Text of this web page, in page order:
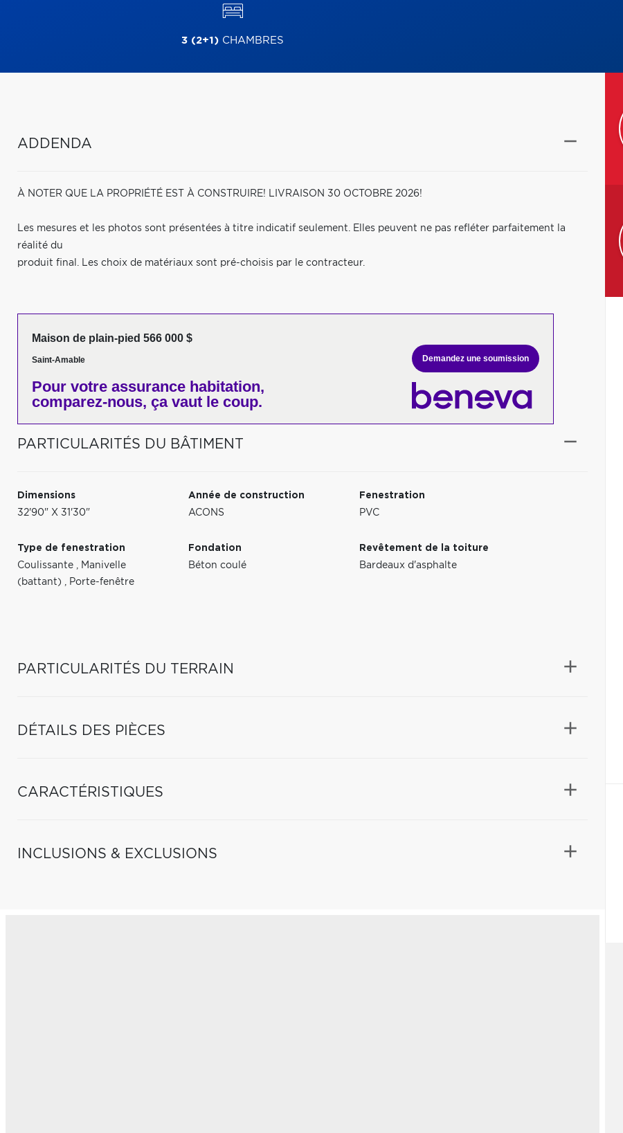
3 (2+1) CHAMBRES
ADDENDA
À NOTER QUE LA PROPRIÉTÉ EST À CONSTRUIRE! LIVRAISON 30 OCTOBRE 2026!
Les mesures et les photos sont présentées à titre indicatif seulement. Elles peuvent ne pas refléter parfaitement la
réalité du
produit final. Les choix de matériaux sont pré-choisis par le contracteur.
Maison de plain-pied 566 000 $
Saint-Amable
Pour votre assurance habitation,
comparez-nous, ça vaut le coup.
Demandez une soumission
PARTICULARITÉS DU BÂTIMENT
Dimensions
32'90" X 31'30"
Année de construction
ACONS
Fenestration
PVC
Type de fenestration
Coulissante , Manivelle
(battant) , Porte-fenêtre
Fondation
Béton coulé
Revêtement de la toiture
Bardeaux d'asphalte
PARTICULARITÉS DU TERRAIN
DÉTAILS DES PIÈCES
CARACTÉRISTIQUES
INCLUSIONS & EXCLUSIONS